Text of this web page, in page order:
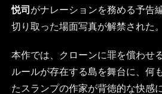
悦司 がナレーションを務める予告
切り取った場面写真が解禁された。
本作では、クローンに罪を償わせ
ルールが存在する島を舞台に、何
たスランプの作家が背徳的な快感